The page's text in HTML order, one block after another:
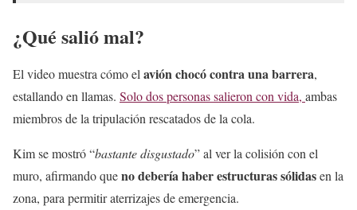
¿Qué salió mal?
El video muestra cómo elavión chocó contra una barrera,
estallando en llamas. Solo dos personas salieron con vida, ambas
miembros de la tripulación rescatados de la cola.
Kim se mostró “bastante disgustado” al ver la colisión con el
muro, afirmando queno debería haber estructuras sólidasen la
zona, para permitir aterrizajes de emergencia.